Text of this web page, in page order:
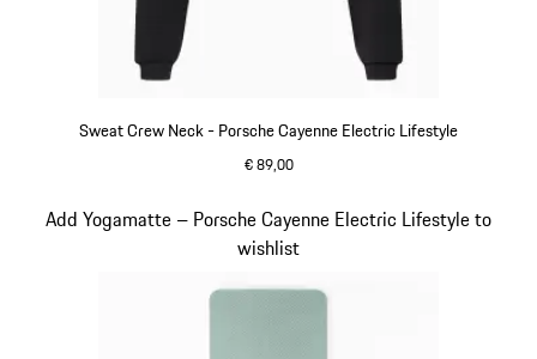
Sweat Crew Neck - Porsche Cayenne Electric Lifestyle
€ 89,00
Add Yogamatte – Porsche Cayenne Electric Lifestyle to
wishlist
Slide 12 von 15